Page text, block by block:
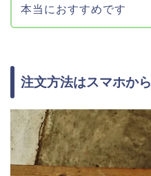
本当におすすめです
注文方法はスマホから